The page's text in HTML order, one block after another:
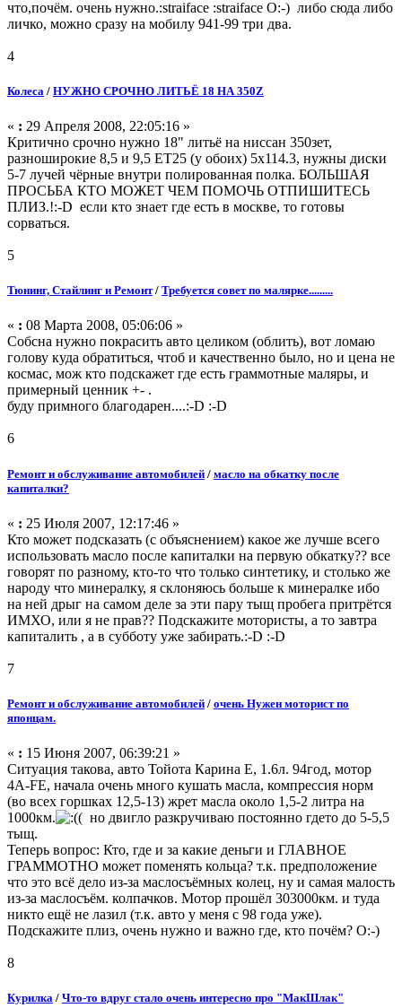
что,почём. очень нужно.:straiface :straiface O:-) либо сюда либо
личко, можно сразу на мобилу 941-99 три два.
4
Колеса / НУЖНО СРОЧНО ЛИТЬЁ 18 НА 350Z
« : 29 Апреля 2008, 22:05:16 »
Критично срочно нужно 18" литьё на ниссан 350зет,
разноширокие 8,5 и 9,5 ЕТ25 (у обоих) 5х114.3, нужны диски
5-7 лучей чёрные внутри полированная полка. БОЛЬШАЯ
ПРОСЬБА КТО МОЖЕТ ЧЕМ ПОМОЧЬ ОТПИШИТЕСЬ
ПЛИЗ.!:-D если кто знает где есть в москве, то готовы
сорваться.
5
Тюнинг, Стайлинг и Ремонт/ Требуется совет по малярке.........
« : 08 Марта 2008, 05:06:06 »
Собсна нужно покрасить авто целиком (облить), вот ломаю
голову куда обратиться, чтоб и качественно было, но и цена не
космас, мож кто подскажет где есть граммотные маляры, и
примерный ценник +- .
буду примного благодарен....:-D :-D
6
Ремонт и обслуживание автомобилей / масло на обкатку после
капиталки?
« : 25 Июля 2007, 12:17:46 »
Кто может подсказать (с объяснением) какое же лучше всего
использовать масло после капиталки на первую обкатку?? все
говорят по разному, кто-то что только синтетику, и столько же
народу что минералку, я склоняюсь больше к минералке ибо
на ней дрыг на самом деле за эти пару тыщ пробега притрётся
ИМХО, или я не прав?? Подскажите мотористы, а то завтра
капиталить , а в субботу уже забирать.:-D :-D
7
Ремонт и обслуживание автомобилей / очень Нужен моторист по
японцам.
« : 15 Июня 2007, 06:39:21 »
Ситуация такова, авто Тойота Карина Е, 1.6л. 94год, мотор
4А-FE, начала очень много кушать масла, компрессия норм
(во всех горшках 12,5-13) жрет масла около 1,5-2 литра на
1000км.
( но двигло разкручиваю постоянно гдето до 5-5,5
тыщ.
Теперь вопрос: Кто, где и за какие деньги и ГЛАВНОЕ
ГРАММОТНО может поменять кольца? т.к. предположение
что это всё дело из-за маслосъёмных колец, ну и самая малость
из-за маслосъём. колпачков. Мотор прошёл 303000км. и туда
никто ещё не лазил (т.к. авто у меня с 98 года уже).
Подскажите плиз, очень нужно и важно где, кто почём? O:-)
8
Курилка / Что-то вдруг стало очень интересно про "МакШлак"